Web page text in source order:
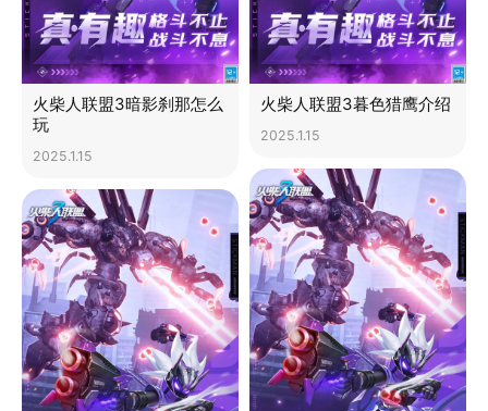
火柴人联盟3暗影刹那怎么
玩
2025.1.15
火柴人联盟3暮色猎鹰介绍
2025.1.15